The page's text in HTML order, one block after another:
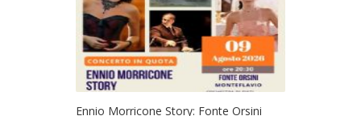
Ennio Morricone Story: Fonte Orsini